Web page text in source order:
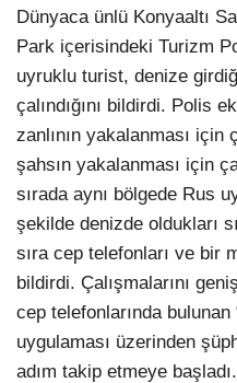
Dünyaca ünlü Konyaaltı
Park içerisindeki Turizm
uyruklu turist, denize
çalındığını bildirdi. Polis
zanlının yakalanması için
şahsın yakalanması için
sırada aynı bölgede Rus
şekilde denizde oldukları
sıra cep telefonları ve bir
bildirdi. Çalışmalarını
cep telefonlarında bulunan
uygulaması üzerinden
adım takip etmeye